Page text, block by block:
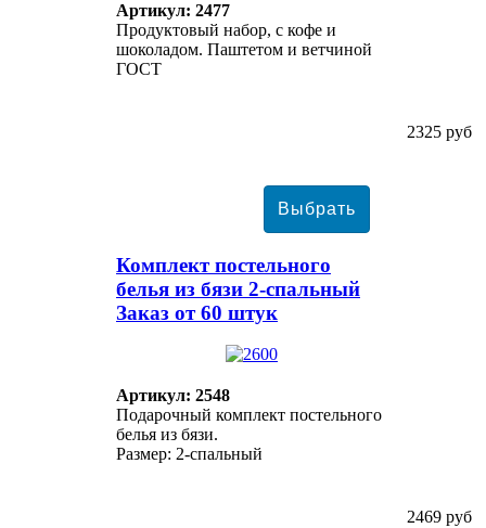
Артикул: 2477
Продуктовый набор, с кофе и
шоколадом. Паштетом и ветчиной
ГОСТ
2325 руб
Комплект постельного
белья из бязи 2-спальный
Заказ от 60 штук
Артикул: 2548
Подарочный комплект постельного
белья из бязи.
Размер: 2-спальный
2469 руб